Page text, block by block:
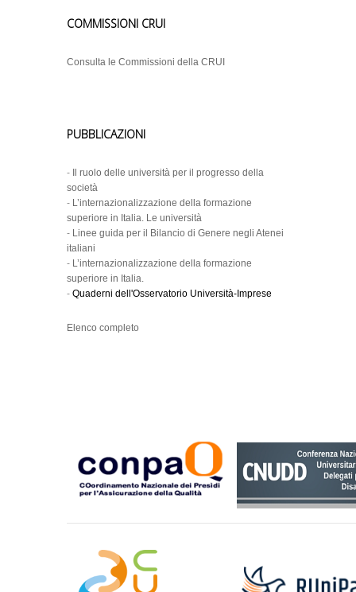
COMMISSIONI CRUI
Consulta le Commissioni della CRUI
PUBBLICAZIONI
-
Il ruolo delle università per il progresso della
società
- L’internazionalizzazione della formazione
superiore in Italia. Le università
- Linee guida per il Bilancio di Genere negli Atenei
italiani
- L’internazionalizzazione della formazione
superiore in Italia.
- Quaderni dell'Osservatorio Università-Imprese
Elenco completo